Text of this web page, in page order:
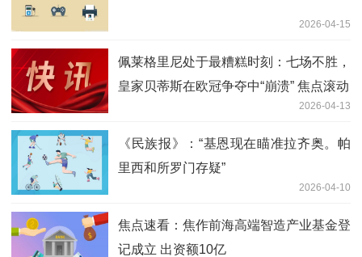
2026-04-15
佩莱格里尼处于最糟糕时刻：七场不胜，
皇家贝蒂斯在欧冠争夺中“崩溃” 焦点滚动
2026-04-13
《民族报》：“基恩现在瞄准拉齐奥。帕
里西和所罗门存疑”
2026-04-10
焦点速看：焦作前海高端智造产业基金登
记成立 出资额10亿